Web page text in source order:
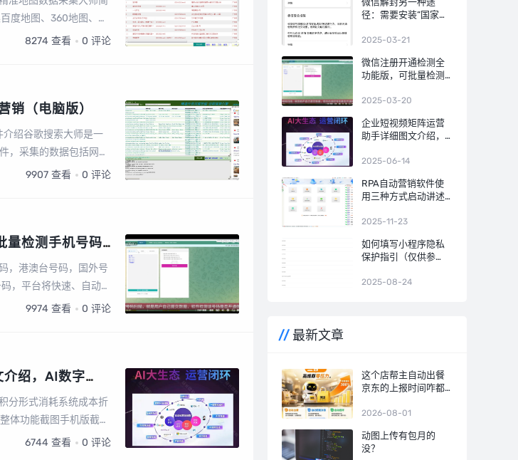
度地图、360地图、高
8274 查看 0 评论
销（电脑版）
绍谷歌搜索大师是一
，采集的数据包括网
、linkin、twitt...
9907 查看 0 评论
量检测手机号码
码筛选，国外号
，港澳台号码，国外号
，平台将快速、自动、
高速筛选、精准无痕，
9974 查看 0 评论
绍，AI数字
分形式消耗系统成本折
体功能截图手机版截图
理图文矩阵管理UGC裂
6744 查看 0 评论
回复、清理僵尸粉等
等智能功能
径：需要安装“国家网
需要朋友发送验证信
2025-03-21
微信注册开通检测全
功能版，可批量检测
信，国内号码筛选，
外号码，微信号QQ号
等多种号码格式
2025-03-20
企业短视频矩阵运营
助手详细图文介绍，
AI视频
2025-06-14
RPA自动营销软件使
用三种方式启动讲述
2025-11-23
如何填写小程序隐私
保护指引（仅供参
2025-08-24
最新文章
这个店帮主自动出餐
京东的上报时间咋都
2026-08-01
动图上传有包月的
没？